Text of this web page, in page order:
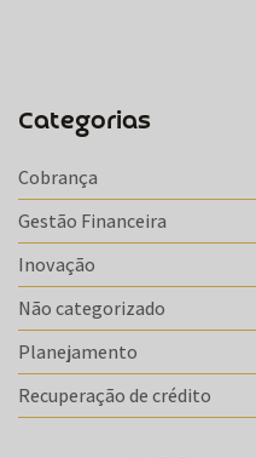
Categorias
Cobrança
Gestão Financeira
Inovação
Não categorizado
Planejamento
Recuperação de crédito